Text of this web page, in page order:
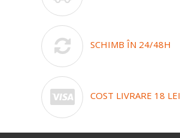
SCHIMB ÎN 24/48H
COST LIVRARE 18 LEI